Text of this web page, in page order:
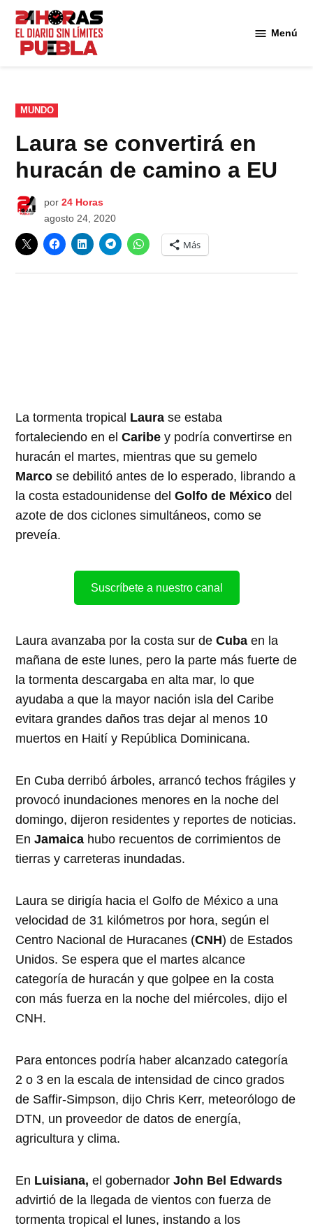
Saltar
contenido
Menú
PUBLICADO
EN
MUNDO
Laura se convertirá en
huracán de camino a EU
por 24 Horas
agosto 24, 2020
Más
La tormenta tropical Laura se estaba
fortaleciendo en elCaribe y podría convertirse en
huracán el martes, mientras que su gemelo
Marco se debilitó antes de lo esperado, librando a
la costa estadounidense delGolfo de México del
azote de dos ciclones simultáneos, como se
preveía.
Suscríbete a nuestro canal
Laura avanzaba por la costa sur deCuba en la
mañana de este lunes, pero la parte más fuerte de
la tormenta descargaba en alta mar, lo que
ayudaba a que la mayor nación isla del Caribe
evitara grandes daños tras dejar al menos 10
muertos en Haití y República Dominicana.
En Cuba derribó árboles, arrancó techos frágiles y
provocó inundaciones menores en la noche del
domingo, dijeron residentes y reportes de noticias.
EnJamaica hubo recuentos de corrimientos de
tierras y carreteras inundadas.
Laura se dirigía hacia el Golfo de México a una
velocidad de 31 kilómetros por hora, según el
Centro Nacional de Huracanes (CNH) de Estados
Unidos. Se espera que el martes alcance
categoría de huracán y que golpee en la costa
con más fuerza en la noche del miércoles, dijo el
CNH.
Para entonces podría haber alcanzado categoría
2 o 3 en la escala de intensidad de cinco grados
de Saffir-Simpson, dijo Chris Kerr, meteorólogo de
DTN, un proveedor de datos de energía,
agricultura y clima.
En Luisiana, el gobernadorJohn Bel Edwards
advirtió de la llegada de vientos con fuerza de
tormenta tropical el lunes, instando a los